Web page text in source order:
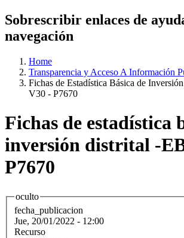
Sobrescribir enlaces de
navegación
Home
Transparencia y Acceso A Información
Fichas de Estadística Básica de
V30 - P7670
Fichas de estadística
inversión distrital -
P7670
oculto
fecha_publicacion
Jue, 20/01/2022 - 12:00
Recurso